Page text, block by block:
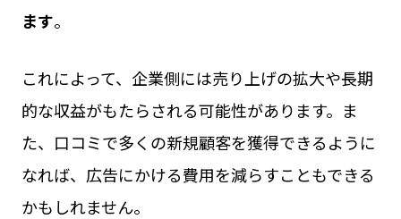
ます。
これによって、企業側には売り上げの拡大や長期
的な収益がもたらされる可能性があります。ま
た、口コミで多くの新規顧客を獲得できるように
なれば、広告にかける費用を減らすこともできる
かもしれません。